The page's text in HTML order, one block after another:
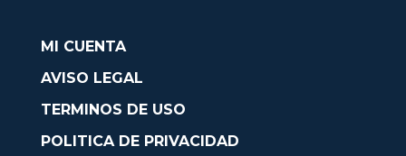
MI CUENTA
AVISO LEGAL
TERMINOS DE USO
POLITICA DE PRIVACIDAD